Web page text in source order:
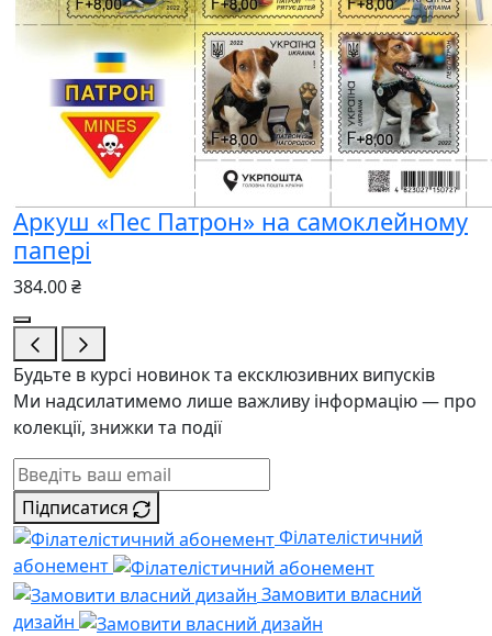
Аркуш «Пес Патрон» на самоклейному
папері
384.00 ₴
Будьте в курсі новинок та ексклюзивних випусків
Ми надсилатимемо лише важливу інформацію — про
колекції, знижки та події
Підписатися
Філателістичний
абонемент
Замовити власний
дизайн